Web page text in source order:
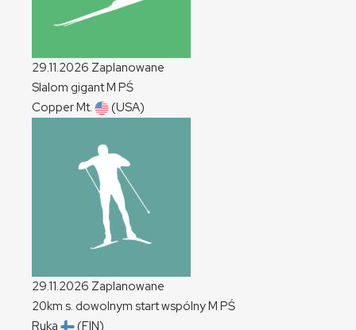
29.11.2026 Zaplanowane
Slalom gigantM PŚ
Copper Mt.
(USA)
29.11.2026 Zaplanowane
20km s. dowolnym start wspólnyM PŚ
Ruka
(FIN)